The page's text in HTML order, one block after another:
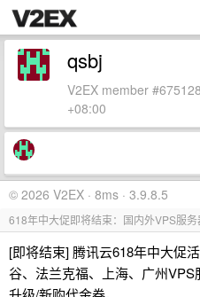
qsbj
V2EX member
+08:00
© 2026 V2EX · 8ms · 3.9.8.5
618年中大促即将结束：国内外VPS服
[即将结束] 腾讯云618年中大促
谷、法兰克福、上海、广州